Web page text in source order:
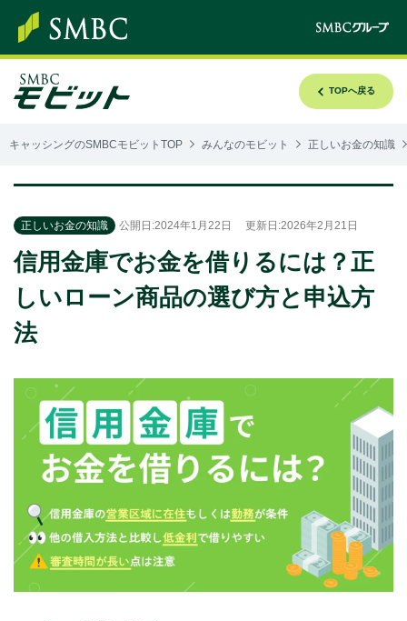
TOPへ戻る
キャッシングのSMBCモビットTOP みんなのモビット 正しいお金の知識
正しいお金の知識 公開日:2024年1月22日 更新日:2026年2月21日
信用金庫でお金を借りるには？正
しいローン商品の選び方と申込方
法